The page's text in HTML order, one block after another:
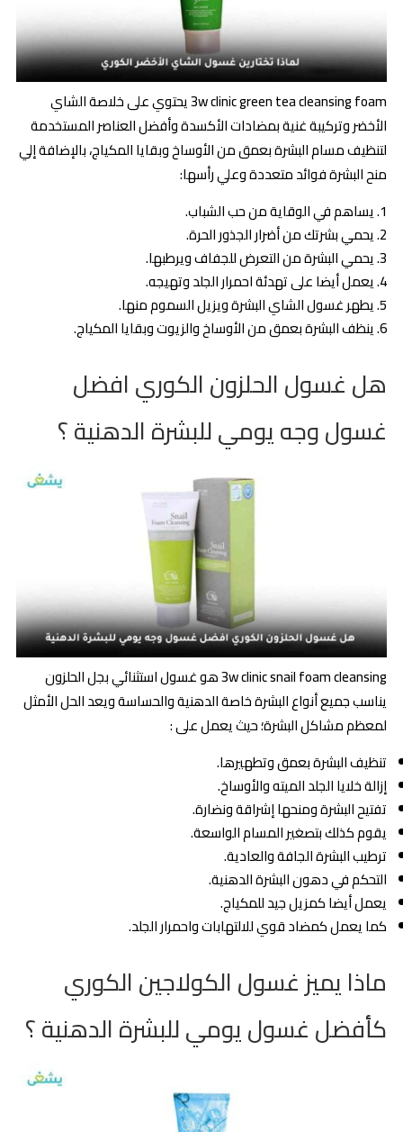
3w clinic green tea cleansing foam يحتوي على خلاصة الشاي
الأخضر وتركيبة غنية بمضادات الأكسدة وأفضل العناصر المستخدمة
لتنظيف مسام البشرة بعمق من الأوساخ وبقايا المكياج، بالإضافة إلي
منح البشرة فوائد متعددة وعلي رأسها:
يساهم في الوقاية من حب الشباب.
يحمي بشرتك من أضرار الجذور الحرة.
يحمي البشرة من التعرض للجفاف ويرطبها.
يعمل أيضا على تهدئة احمرار الجلد وتهيجه.
يطهر غسول الشاي البشرة ويزيل السموم منها.
ينظف البشرة بعمق من الأوساخ والزيوت وبقايا المكياج.
هل غسول الحلزون الكوري افضل
غسول وجه يومي للبشرة الدهنية ؟
3w clinic snail foam cleansing هو غسول استثنائي بجل الحلزون
يناسب جميع أنواع البشرة خاصة الدهنية والحساسة ويعد الحل الأمثل
لمعظم مشاكل البشرة؛ حيث يعمل على :
تنظيف البشرة بعمق وتطهيرها.
إزالة خلايا الجلد الميته والأوساخ.
تفتيح البشرة ومنحها إشراقة ونضارة.
يقوم كذلك بتصغير المسام الواسعة.
ترطيب البشرة الجافة والعادية.
التحكم في دهون البشرة الدهنية.
يعمل أيضا كمزيل جيد للمكياج.
كما يعمل كمضاد قوي للالتهابات واحمرار الجلد.
ماذا يميز غسول الكولاجين الكوري
كأفضل غسول يومي للبشرة الدهنية ؟